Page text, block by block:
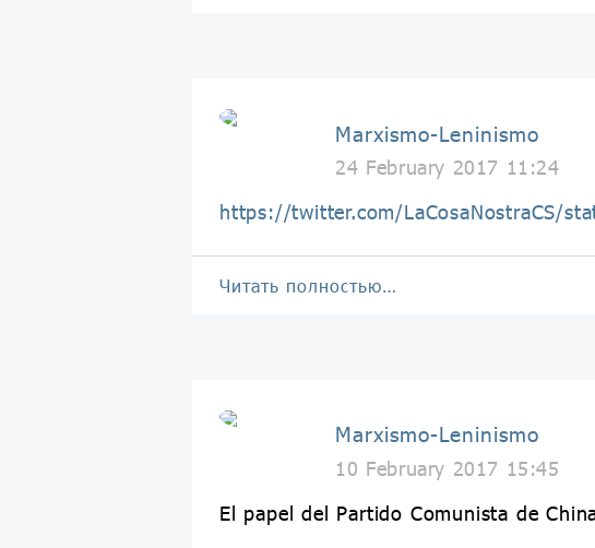
Marxismo-Leninismo
24 February 2017 11:24
https://twitter.com/LaCosaNostraCS/
Читать полностью…
Marxismo-Leninismo
10 February 2017 15:45
El papel del Partido Comunista de